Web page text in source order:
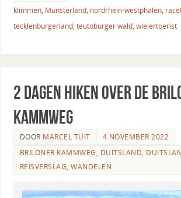
klimmen, Munsterland, nordrhein-westphalen,
tecklenburgerland, teutoburger wald, wielertoerist
2 dagen hiken over de
Kammweg
DOOR MARCEL TUIT
4 NOVEMBER 2022
BRILONER KAMMWEG, DUITSLAND,
REISVERSLAG,WANDELEN